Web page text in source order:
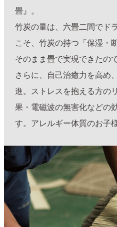
畳』。
竹炭の量は、六畳二間でド
こそ、竹炭の持つ「保湿・
そのまま畳で実現できたので
さらに、自己治癒力を高め
進。ストレスを抱える方の
果・電磁波の無害化などの
す。アレルギー体質のお子